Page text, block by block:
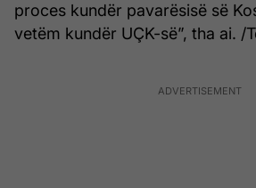
proces kundër pavarësisë së
vetëm kundër UÇK-së”, tha ai. /